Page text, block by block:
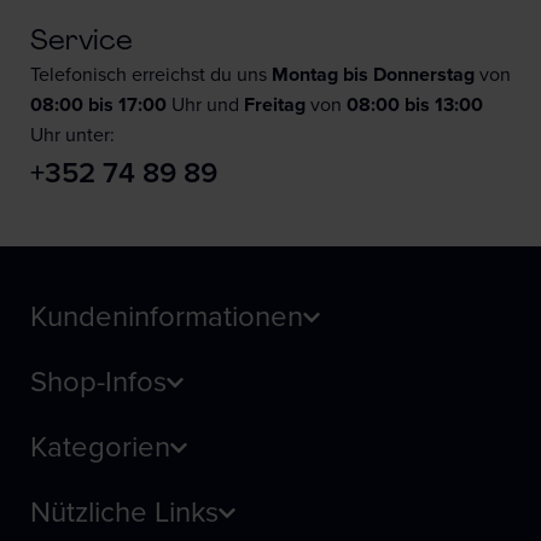
Service
Telefonisch erreichst du uns Montag bis Donnerstag von
08:00 bis 17:00 Uhr und Freitag von 08:00 bis 13:00
Uhr unter:
+352 74 89 89
Kundeninformationen
Shop-Infos
Kategorien
Nützliche Links